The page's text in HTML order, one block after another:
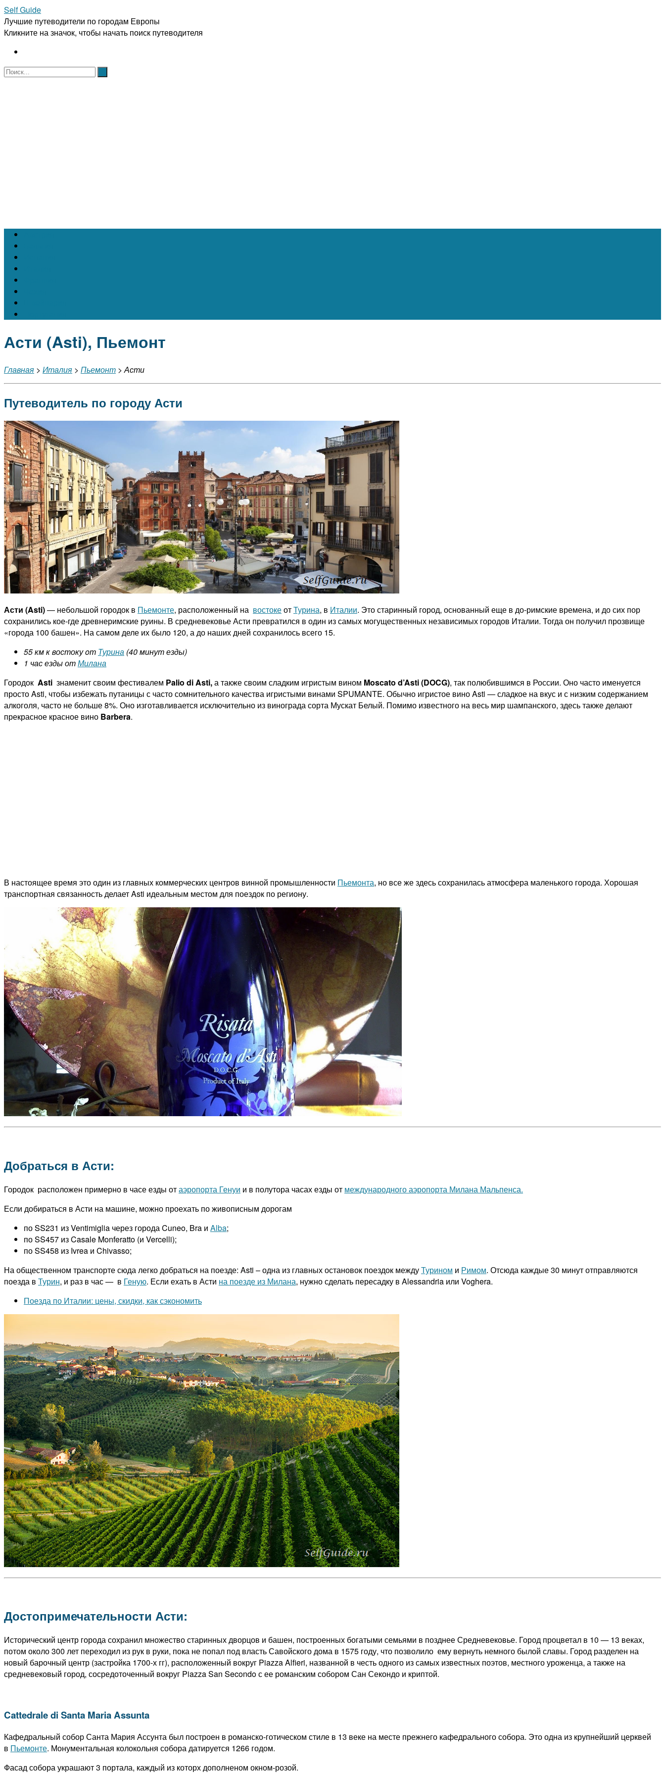
Self Guide
Лучшие путеводители по городам Европы
Кликните на значок, чтобы начать поиск путеводителя
Асти (Asti), Пьемонт
Главная > Италия > Пьемонт > Асти
Путеводитель по городу Асти
Асти (Asti)— небольшой городок в Пьемонте, расположенный на востокеотТурина, в Италии. Это старинный город, основанный еще в до-римские времена, и до сих пор
сохранились кое-где древнеримские руины. В средневековье Асти превратился в один из самых могущественных независимых городов Италии. Тогда он получил прозвище
«города 100 башен». На самом деле их было 120, а до наших дней сохранилось всего 15.
55 км к востоку oт Турина (40 минут езды)
1 час езды отМилана
Городок Asti знаменит своим фестивалем Palio di Asti,а также своим сладким игристым вином Moscato d’Asti (DOCG), так полюбившимся в России. Оно часто именуется
просто Asti, чтобы избежать путаницы с часто сомнительного качества игристыми винами SPUMANTE. Обычно игристое вино Asti — сладкое на вкус и с низким содержанием
алкоголя, часто не больше 8%. Оно изготавливается исключительно из винограда сорта Мускат Белый. Помимо известного на весь мир шампанского, здесь также делают
прекрасное красное вино Barbera.
В настоящее время это один из главных коммерческих центров винной промышленности Пьемонта, но все же здесь сохранилась атмосфера маленького города. Хорошая
транспортная связанность делает Asti идеальным местом для поездок по региону.
Добраться в Асти:
Городок расположен примерно в часе езды отаэропорта Генуи и в полутора часах езды от международного аэропорта Милана Мальпенса.
Если добираться в Асти на машине, можно проехать по живописным дорогам
по SS231 из Ventimiglia через города Cuneo, Bra и Alba;
по SS457 из Casale Monferatto (и Vercelli);
по SS458 из Ivrea и Chivasso;
На общественном транспорте сюда легко добраться на поезде: Asti – одна из главных остановок поездок междуТурином и Римом. Отсюда каждые 30 минут отправляются
поезда в Турин, и раз в час — в Геную. Если ехать в Асти на поезде из Милана, нужно сделать пересадку в Alessandria или Voghera.
Поезда по Италии: цены, скидки, как сэкономить
Достопримечательности Асти:
Исторический центр города сохранил множество старинных дворцов и башен, построенных богатыми семьями в позднее Средневековье. Город процветал в 10 — 13 веках,
потом около 300 лет переходил из рук в руки, пока не попал под власть Савойского дома в 1575 году, что позволило ему вернуть немного былой славы. Город разделен на
новый барочный центр (застройка 1700-х гг), расположенный вокруг Piazza Alfieri, названной в честь одного из самых известных поэтов, местного уроженца, а также на
средневековый город, сосредоточенный вокруг Piazza San Secondo с ее романским собором Сан Секондо и криптой.
Cattedrale di Santa Maria Assunta
Кафедральный собор Санта Мария Ассунта был построен в романско-готическом стиле в 13 веке на месте прежнего кафедрального собора. Это одна из крупнейший церквей
в Пьемонте. Монументальная колокольня собора датируется 1266 годом.
Фасад собора украшают 3 портала, каждый из которх дополненом окном-розой.